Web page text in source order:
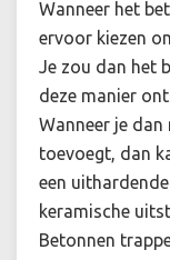
Wanneer het
ervoor kiezen
Je zou dan het
deze manier
Wanneer je
toevoegt, dan
een
keramische
Betonnen